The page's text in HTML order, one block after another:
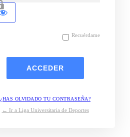
Recuérdame
¿HAS OLVIDADO TU CONTRASEÑA?
← Ir a Liga Universitaria de Deportes